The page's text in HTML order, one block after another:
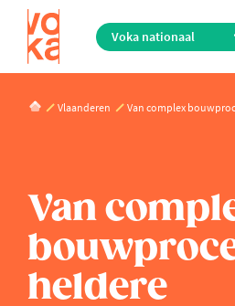
Overslaan
de
inhoud
Vlaanderen Van complex
Van
heldere